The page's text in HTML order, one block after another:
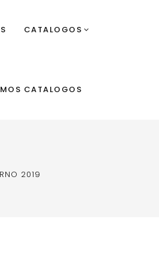
CATALOGOS
CATALOGOS
2019